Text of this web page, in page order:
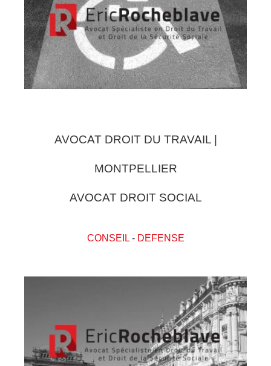
AVOCAT DROIT DU TRAVAIL |
MONTPELLIER
AVOCAT DROIT SOCIAL
CONSEIL- DEFENSE